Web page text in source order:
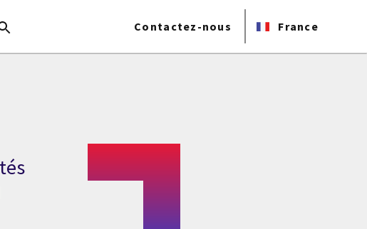
Contactez-nous France